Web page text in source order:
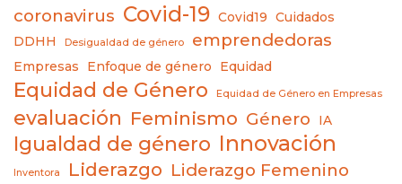
coronavirus Covid-19 Covid19
Cuidados
DDHH
Desigualdad de género emprendedoras
Empresas Enfoque de género Equidad
Equidad de Género Equidad de Género en Empresas
evaluación Feminismo Género IA
Igualdad de género Innovación
Inventora Liderazgo Liderazgo Femenino